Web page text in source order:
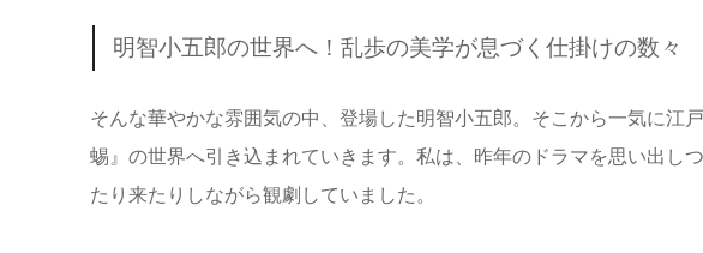
明智小五郎の世界へ！乱歩の美学が息づく仕掛けの数々
そんな華やかな雰囲気の中、登場した明智小五郎。そこから一気に江
蜴』の世界へ引き込まれていきます。私は、昨年のドラマを思い出し
たり来たりしながら観劇していました。